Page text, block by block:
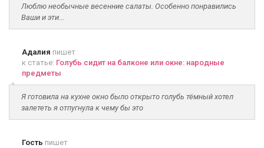
Люблю необычные весенние салаты. Особенно понравились
Ваши и эти...
Адалия пишет
к статье: Голубь сидит на балконе или окне: народные
предметы
Я готовила на кухне окно было открыто голубь тёмный хотел
залететь я отпугнула к чему бы это
Гость пишет